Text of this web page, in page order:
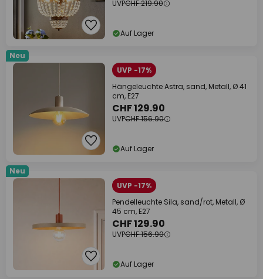
UVPCHF 219.90
Auf Lager
Neu
UVP -17%
Hängeleuchte Astra, sand, Metall, Ø 41
cm, E27
CHF 129.90
UVPCHF 156.90
Auf Lager
Neu
UVP -17%
Pendelleuchte Sila, sand/rot, Metall, Ø
45 cm, E27
CHF 129.90
UVPCHF 156.90
Auf Lager